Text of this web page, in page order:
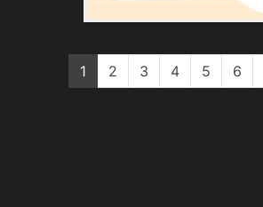
1 2 3 4 5 6